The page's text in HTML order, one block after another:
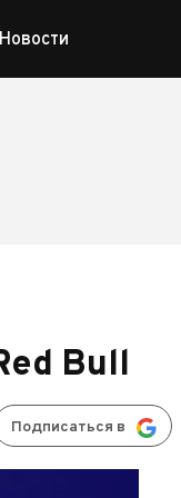
Bull
Подписаться в